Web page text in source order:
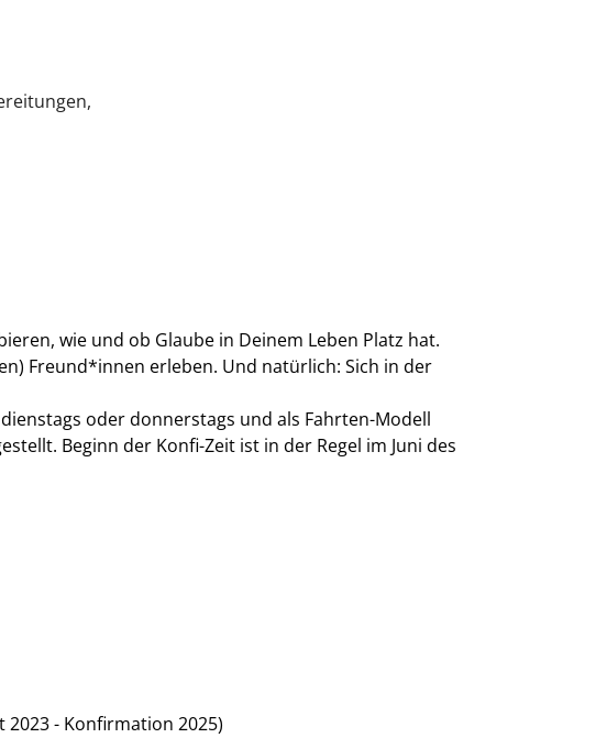
wie und ob Glaube in Deinem Leben Platz hat.
Freund*innen erleben. Und natürlich: Sich in der
oder donnerstags und als Fahrten-Modell
Beginn der Konfi-Zeit ist in der Regel im Juni des
2023 - Konfirmation 2025)